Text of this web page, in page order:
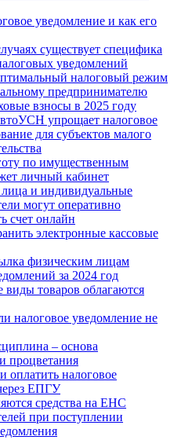
уведомление и как его
существует специфика
уведомлений
налоговый режим
предпринимателю
взносы в 2025 году
упрощает налоговое
для субъектов малого
по имущественным
личный кабинет
и индивидуальные
могут оперативно
счет онлайн
электронные кассовые
физическим лицам
за 2024 год
товаров облагаются
налоговое уведомление не
– основа
процветания
оплатить налоговое
ЕПГУ
средства на ЕНС
при поступлении